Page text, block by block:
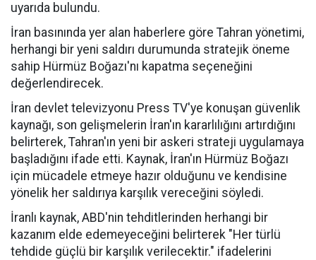
uyarıda bulundu.
İran basınında yer alan haberlere göre Tahran yönetimi,
herhangi bir yeni saldırı durumunda stratejik öneme
sahip Hürmüz Boğazı'nı kapatma seçeneğini
değerlendirecek.
İran devlet televizyonu Press TV'ye konuşan güvenlik
kaynağı, son gelişmelerin İran'ın kararlılığını artırdığını
belirterek, Tahran'ın yeni bir askeri strateji uygulamaya
başladığını ifade etti. Kaynak, İran'ın Hürmüz Boğazı
için mücadele etmeye hazır olduğunu ve kendisine
yönelik her saldırıya karşılık vereceğini söyledi.
İranlı kaynak, ABD'nin tehditlerinden herhangi bir
kazanım elde edemeyeceğini belirterek "Her türlü
tehdide güçlü bir karşılık verilecektir." ifadelerini